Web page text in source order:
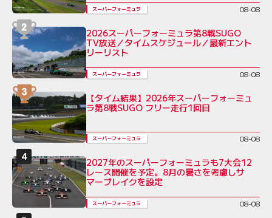
スーパーフォーミュラ 08-08
2026スーパーフォーミュラ第8戦SUGO
TV放送／タイムスケジュール／最新エント
リーリスト
スーパーフォーミュラ 08-08
【タイム結果】2026年スーパーフォーミュ
ラ第8戦SUGO フリー走行1回目
スーパーフォーミュラ 08-08
2027年のスーパーフォーミュラも7大会12
レース開催を予定。8月の暑さを考慮しサ
マーブレイクを設定
スーパーフォーミュラ 08-08